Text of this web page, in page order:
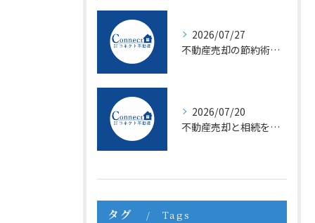
2026/07/27
不動産売却の節約術で手取り最大化するための税金対策と控除の活用法
2026/07/20
不動産売却と相続を成功させる沖縄県名護市国頭郡本部町での手続きと費用ガイド
タグ Tags